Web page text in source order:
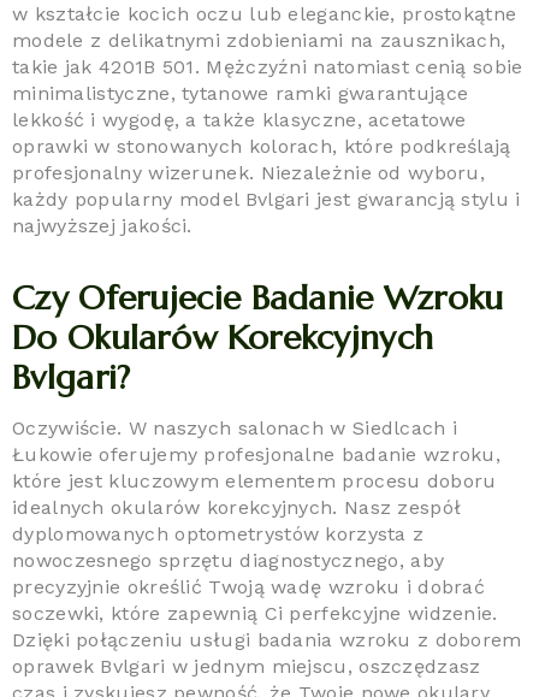
w kształcie kocich oczu lub eleganckie, prostokątne
modele z delikatnymi zdobieniami na zausznikach,
takie jak 4201B 501. Mężczyźni natomiast cenią sobie
minimalistyczne, tytanowe ramki gwarantujące
lekkość i wygodę, a także klasyczne, acetatowe
oprawki w stonowanych kolorach, które podkreślają
profesjonalny wizerunek. Niezależnie od wyboru,
każdy popularny model Bvlgari jest gwarancją stylu i
najwyższej jakości.
Czy Oferujecie Badanie Wzroku
Do Okularów Korekcyjnych
Bvlgari?
Oczywiście. W naszych salonach w Siedlcach i
Łukowie oferujemy profesjonalne badanie wzroku,
które jest kluczowym elementem procesu doboru
idealnych okularów korekcyjnych. Nasz zespół
dyplomowanych optometrystów korzysta z
nowoczesnego sprzętu diagnostycznego, aby
precyzyjnie określić Twoją wadę wzroku i dobrać
soczewki, które zapewnią Ci perfekcyjne widzenie.
Dzięki połączeniu usługi badania wzroku z doborem
oprawek Bvlgari w jednym miejscu, oszczędzasz